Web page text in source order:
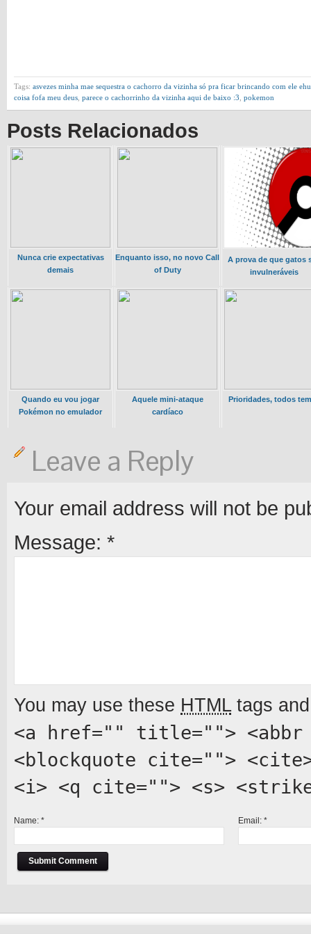
Tags: asvezes minha mae sequestra o cachorro da vizinha só pra ficar brincando com ele
coisa fofa meu deus parece o cachorrinho da vizinha aqui de baixo :3 pokemon
Posts Relacionados
Nunca crie expectativas
demais
Enquanto isso, no novo Call
of Duty
A prova de que gatos
invulneráveis
Quando eu vou jogar
Pokémon no emulador
Aquele mini-ataque
cardíaco
Prioridades, todos
Leave a Reply
Your email address will not be
Message: *
You may use these HTMLtags
<a href="" title="">
<blockquote cite="">
<i> <q cite=""> <s>
Name: * Email:*